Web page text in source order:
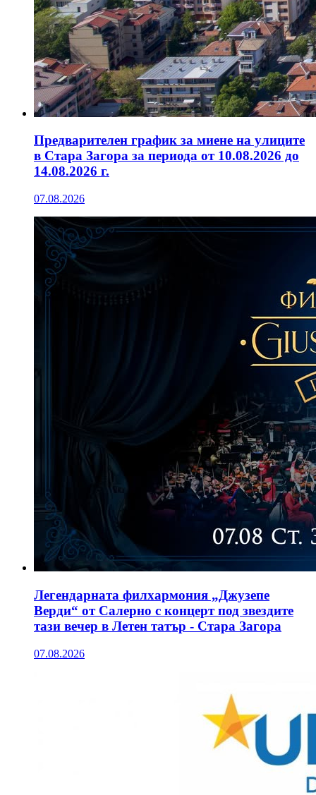
Предварителен график за миене на улиците
в Стара Загора за периода от 10.08.2026 до
14.08.2026 г.
07.08.2026
Легендарната филхармония „Джузепе
Верди“ от Салерно с концерт под звездите
тази вечер в Летен татър - Стара Загора
07.08.2026